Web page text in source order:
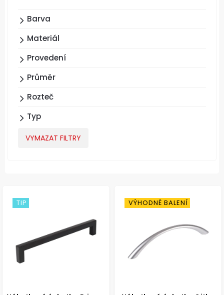
Barva
Materiál
Provedení
Průměr
Rozteč
Typ
VYMAZAT FILTRY
TIP VÝHODNÉ BALENÍ